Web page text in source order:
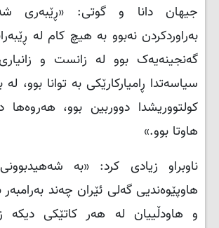
جیهان دانا و گوتی: «ڕێبەری
بەراوردکردن نەبوو بە هیچ کام لە
گەنجینەیەک بوو لە زانست و
سیاسەتدا ڕامیارکارێکی بە توانا بوو،
کولتووریشدا دووربین بوو، هەروەها
هاوتا بوو.»
ناوبراو زیادی کرد: «بە
هاوپێوەندیی گەلی ئێران چەند
و هاودڵییان لە هەر کاتێکی دیکە